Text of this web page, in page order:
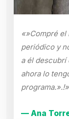
«»Compré
periódico y
a él descubrí
ahora lo
programa.».!»
— Ana